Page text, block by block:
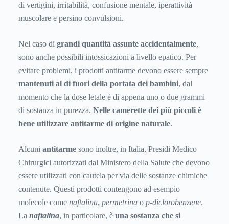
di vertigini, irritabilità, confusione mentale, iperattività
muscolare e persino convulsioni.
Nel caso di grandi quantità assunte accidentalmente,
sono anche possibili intossicazioni a livello epatico. Per
evitare problemi, i prodotti antitarme devono essere sempre
mantenuti al di fuori della portata dei bambini, dal
momento che la dose letale è di appena uno o due grammi
di sostanza in purezza. Nelle camerette dei più piccoli è
bene utilizzare antitarme di origine naturale.
Alcuni antitarme sono inoltre, in Italia, Presidi Medico
Chirurgici autorizzati dal Ministero della Salute che devono
essere utilizzati con cautela per via delle sostanze chimiche
contenute. Questi prodotti contengono ad esempio
molecole come naftalina, permetrina o p-diclorobenzene.
La naftalina, in particolare, è una sostanza che si